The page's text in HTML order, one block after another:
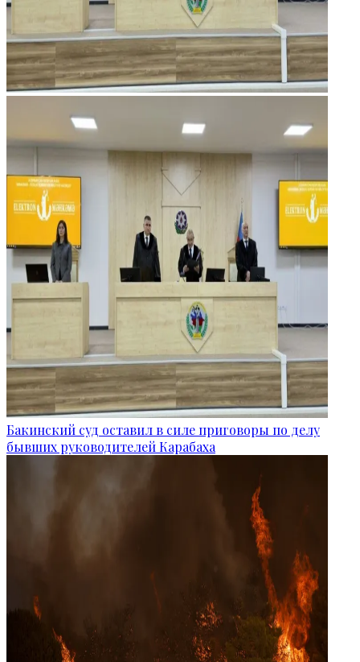
Бакинский суд оставил в силе приговоры по делу
бывших руководителей Карабаха